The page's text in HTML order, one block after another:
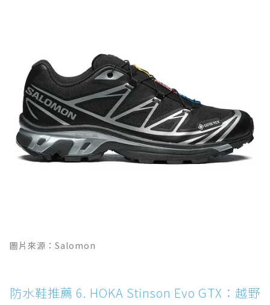
圖片來源：Salomon
防水鞋推薦 6. HOKA Stinson Evo GTX：越野